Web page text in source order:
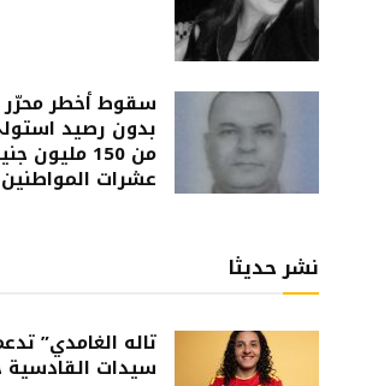
سقوط أخطر
بدون رصيد
من 150 مليون
عشرات المواطنين
نشر حديثا
تاله الغامدي”
سيدات القادسية